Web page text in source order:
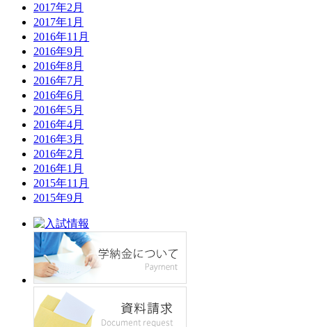
2017年2月
2017年1月
2016年11月
2016年9月
2016年8月
2016年7月
2016年6月
2016年5月
2016年4月
2016年3月
2016年2月
2016年1月
2015年11月
2015年9月